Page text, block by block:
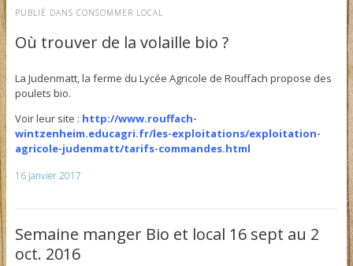
PUBLIÉ DANS CONSOMMER LOCAL
Où trouver de la volaille bio ?
La Judenmatt, la ferme du Lycée Agricole de Rouffach propose des
poulets bio.
Voir leur site : http://www.rouffach-
wintzenheim.educagri.fr/les-exploitations/exploitation-
agricole-judenmatt/tarifs-commandes.html
16 janvier 2017
Semaine manger Bio et local 16 sept au 2
oct. 2016